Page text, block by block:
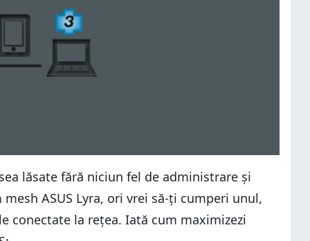
lăsate fără niciun fel de administrare și
ASUS Lyra, ori vrei să-ți cumperi unul,
conectate la rețea. Iată cum maximizezi